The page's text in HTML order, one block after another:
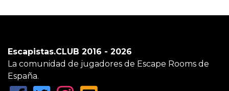
Escapistas.CLUB 2016 - 2026
La comunidad de jugadores de Escape Rooms de
España.